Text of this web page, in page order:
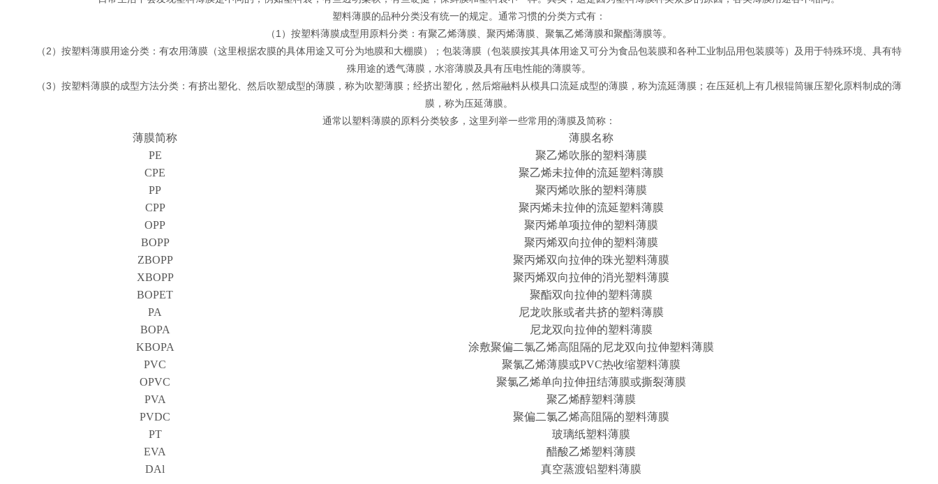
塑料薄膜的品种分类没有统一的规定。通常习惯的分类方式有：
（1）按塑料薄膜成型用原料分类：有聚乙烯薄膜、聚丙烯薄膜、聚氯乙烯薄膜和聚酯薄膜等。
（2）按塑料薄膜用途分类：有农用薄膜（这里根据农膜的具体用途又可分为地膜和大棚膜）；包装薄膜（包装膜按其具体用途又可分为食品包装膜和各种工业制品用包装膜等）及用于特殊环境、具有特
殊用途的透气薄膜，水溶薄膜及具有压电性能的薄膜等。
（3）按塑料薄膜的成型方法分类：有挤出塑化、然后吹塑成型的薄膜，称为吹塑薄膜；经挤出塑化，然后熔融料从模具口流延成型的薄膜，称为流延薄膜；在压延机上有几根辊筒辗压塑化原料制成的薄
膜，称为压延薄膜。
通常以塑料薄膜的原料分类较多，这里列举一些常用的薄膜及简称：
薄膜简称
薄膜名称
PE
聚乙烯吹胀的塑料薄膜
CPE
聚乙烯未拉伸的流延塑料薄膜
PP
聚丙烯吹胀的塑料薄膜
CPP
聚丙烯未拉伸的流延塑料薄膜
OPP
聚丙烯单项拉伸的塑料薄膜
BOPP
聚丙烯双向拉伸的塑料薄膜
ZBOPP
聚丙烯双向拉伸的珠光塑料薄膜
XBOPP
聚丙烯双向拉伸的消光塑料薄膜
BOPET
聚酯双向拉伸的塑料薄膜
PA
尼龙吹胀或者共挤的塑料薄膜
BOPA
尼龙双向拉伸的塑料薄膜
KBOPA
涂敷聚偏二氯乙烯高阻隔的尼龙双向拉伸塑料薄膜
PVC
聚氯乙烯薄膜或PVC热收缩塑料薄膜
OPVC
聚氯乙烯单向拉伸扭结薄膜或撕裂薄膜
PVA
聚乙烯醇塑料薄膜
PVDC
聚偏二氯乙烯高阻隔的塑料薄膜
PT
玻璃纸塑料薄膜
EVA
醋酸乙烯塑料薄膜
DAl
真空蒸渡铝塑料薄膜